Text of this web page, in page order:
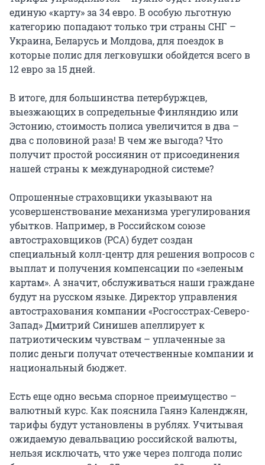
единую «карту» за 34 евро. В особую льготную
категорию попадают только три страны СНГ –
Украина, Беларусь и Молдова, для поездок в
которые полис для легковушки обойдется всего в
12 евро за 15 дней.
В итоге, для большинства петербуржцев,
выезжающих в сопредельные Финляндию или
Эстонию, стоимость полиса увеличится в два –
два с половиной раза! В чем же выгода? Что
получит простой россиянин от присоединения
нашей страны к международной системе?
Опрошенные страховщики указывают на
усовершенствование механизма урегулирования
убытков. Например, в Российском союзе
автостраховщиков (РСА) будет создан
специальный колл-центр для решения вопросов с
выплат и получения компенсации по «зеленым
картам». А значит, обслуживаться наши граждане
будут на русском языке. Директор управления
автострахования компании «Росгосстрах-Северо-
Запад» Дмитрий Синишев апеллирует к
патриотическим чувствам – уплаченные за
полис деньги получат отечественные компании и
национальный бюджет.
Есть еще одно весьма спорное преимущество –
валютный курс. Как пояснила Гаянэ Календжян,
тарифы будут установлены в рублях. Учитывая
ожидаемую девальвацию российской валюты,
нельзя исключать, что уже через полгода полис